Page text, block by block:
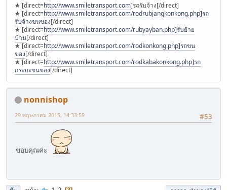
★ [direct=http://www.smiletransport.com]รถรับจ้าง[/direct]
★ [direct=http://www.smiletransport.com/rodrubjangkonkong.php]รถ
รับจ้างขนของ[/direct]
★ [direct=http://www.smiletransport.com/rubyayban.php]รับย้าย
บ้าน[/direct]
★ [direct=http://www.smiletransport.com/rodkonkong.php]รถขน
ของ[/direct]
★ [direct=http://www.smiletransport.com/rodkabakonkong.php]รถ
กระบะขนของ[/direct]
nonnishop
#53
29 พฤษภาคม 2015, 14:33:59
ขอบคุณค่ะ